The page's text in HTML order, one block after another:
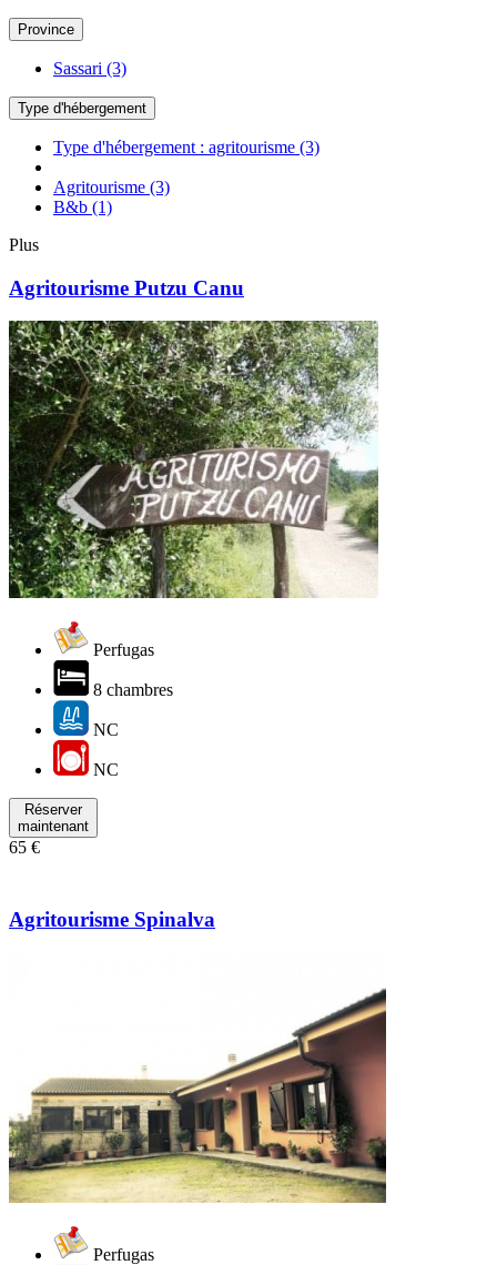
Province
Sassari (3)
Type d'hébergement
Type d'hébergement : agritourisme (3)
Agritourisme (3)
B&b (1)
Plus
Agritourisme Putzu Canu
Perfugas
8 chambres
NC
NC
Réserver
maintenant
65 €
Agritourisme Spinalva
Perfugas